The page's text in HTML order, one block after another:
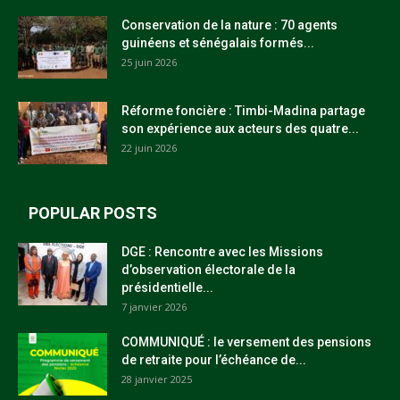
Conservation de la nature : 70 agents
guinéens et sénégalais formés...
25 juin 2026
Réforme foncière : Timbi-Madina partage
son expérience aux acteurs des quatre...
22 juin 2026
POPULAR POSTS
DGE : Rencontre avec les Missions
d’observation électorale de la
présidentielle...
7 janvier 2026
COMMUNIQUÉ : le versement des pensions
de retraite pour l’échéance de...
28 janvier 2025